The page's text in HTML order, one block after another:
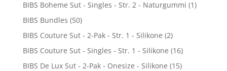
BIBS Boheme Sut - Singles - Str. 2 - Naturgummi (1)
BIBS Bundles (50)
BIBS Couture Sut - 2-Pak - Str. 1 - Silikone (2)
BIBS Couture Sut - Singles - Str. 1 - Silikone (16)
BIBS De Lux Sut - 2-Pak - Onesize - Silikone (15)